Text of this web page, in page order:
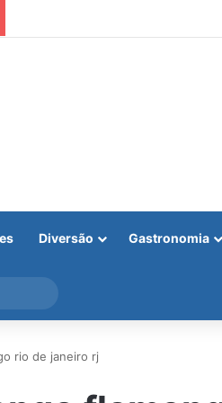
Diversão Gastronomia
por
rio de janeiro rj